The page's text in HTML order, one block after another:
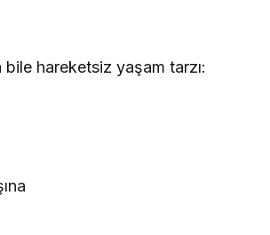
hareketsiz yaşam tarzı: